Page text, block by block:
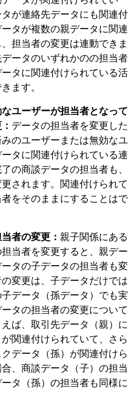
が連絡先データにも関連付
タが複数の親データに関連
担当者の変更は連動できま
ータのいずれかのの担当者
タに関連付けられている活
ます。
ユーザーが担当者となって
データの担当者を変更した
のユーザーまたは無効なユ
タに関連付けられている連
の商談データの担当者も、
されます。関連付けられて
をそのままにすることはで
者の変更： 親子関係にある
当者を変更すると、親デー
タの子データの担当者も変
変更は、子データだけでは
データ（孫データ）でも実
タの担当者の変更について
ば、取引先データ（親）に
関連付けられていて、さら
データ（孫）が関連付けら
、商談データ（子）の担当
タ（孫）の担当者も同様に